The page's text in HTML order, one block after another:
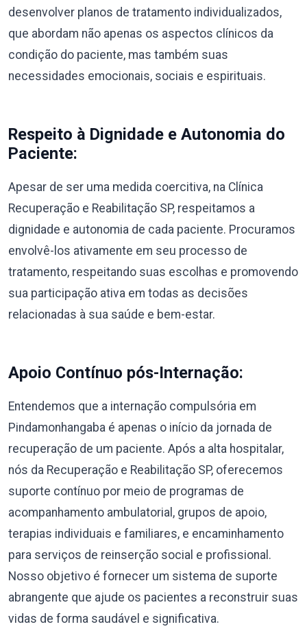
desenvolver planos de tratamento individualizados,
que abordam não apenas os aspectos clínicos da
condição do paciente, mas também suas
necessidades emocionais, sociais e espirituais.
Respeito à Dignidade e Autonomia do
Paciente:
Apesar de ser uma medida coercitiva, na Clínica
Recuperação e Reabilitação SP, respeitamos a
dignidade e autonomia de cada paciente. Procuramos
envolvê-los ativamente em seu processo de
tratamento, respeitando suas escolhas e promovendo
sua participação ativa em todas as decisões
relacionadas à sua saúde e bem-estar.
Apoio Contínuo pós-Internação:
Entendemos que a internação compulsória em
Pindamonhangaba é apenas o início da jornada de
recuperação de um paciente. Após a alta hospitalar,
nós da Recuperação e Reabilitação SP, oferecemos
suporte contínuo por meio de programas de
acompanhamento ambulatorial, grupos de apoio,
terapias individuais e familiares, e encaminhamento
para serviços de reinserção social e profissional.
Nosso objetivo é fornecer um sistema de suporte
abrangente que ajude os pacientes a reconstruir suas
vidas de forma saudável e significativa.